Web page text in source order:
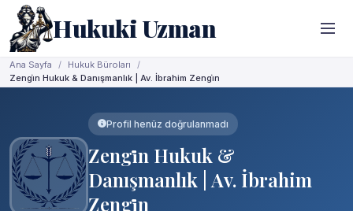
Hukuki Uzman
Ana Sayfa
Hukuk Büroları
Zengi̇n Hukuk & Danışmanlık | Av. İbrahim Zengi̇n
Profil henüz doğrulanmadı
Zengi̇n Hukuk &
Danışmanlık | Av. İbrahim
Zengi̇n